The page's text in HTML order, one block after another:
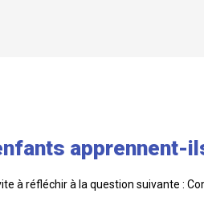
apprennent-
à réfléchir à la question suivante :